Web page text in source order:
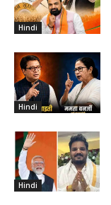
Hindi
Hindi
Hindi